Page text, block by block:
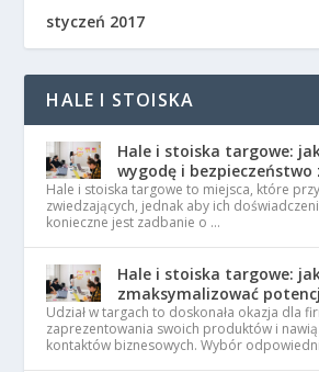
styczeń 2017
HALE I STOISKA
Hale i stoiska targowe:
wygodę i bezpieczeństwo
Hale i stoiska targowe to miejsca, które
zwiedzających, jednak aby ich
konieczne jest zadbanie o …
Hale i stoiska targowe:
zmaksymalizować
Udział w targach to doskonała okazja dla
zaprezentowania swoich produktów i
kontaktów biznesowych. Wybór